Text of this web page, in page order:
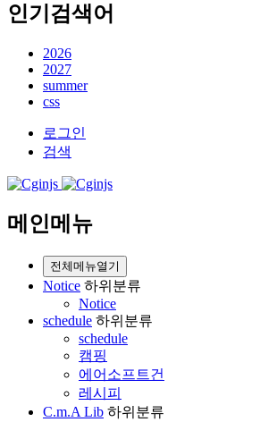
인기검색어
2026
2027
summer
css
로그인
검색
메인메뉴
전체메뉴열기
Notice 하위분류
Notice
schedule 하위분류
schedule
캠핑
에어소프트건
레시피
C.m.A Lib 하위분류